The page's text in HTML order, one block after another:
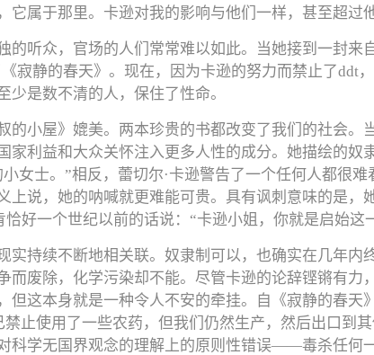
属于那里。卡逊对我的影响与他们一样，甚至超过
的听众，官场的人们常常难以如此。当她接到一封来
寂静的春天》。现在，因为卡逊的努力而禁止了ddt
是数不清的人，保住了性命。
的小屋》媲美。两本珍贵的书都改变了我们的社会。
家利益和大众关怀注入更多人性的成分。她描绘的奴
女士。”相反，蕾切尔·卡逊警告了一个任何人都很
说，她的呐喊就更难能可贵。具有讽刺意味的是，
好一个世纪以前的话说：“卡逊小姐，你就是启始这
实持续不断地相关联。奴隶制可以，也确实在几年内
而废除，化学污染却不能。尽管卡逊的论辞铿锵有力
但这本身就是一种令人不安的牵挂。自《寂静的春天
止使用了一些农药，但我们仍然生产，然后出口到
科学无国界观念的理解上的原则性错误——毒杀任何